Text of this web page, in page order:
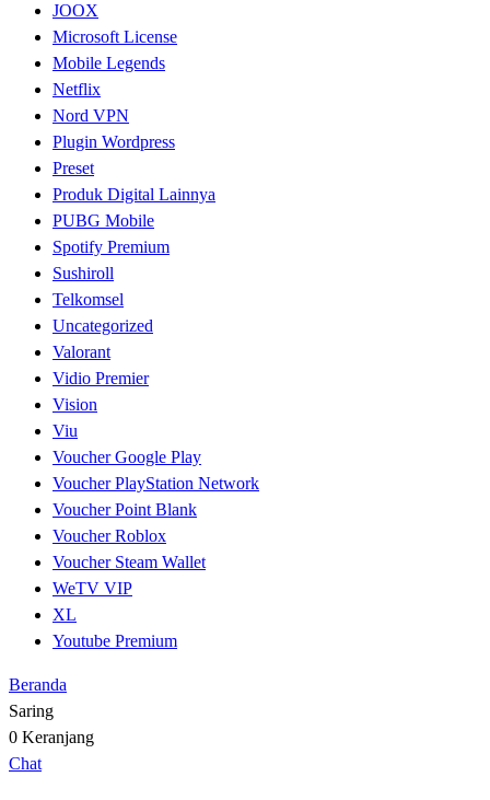
JOOX
Microsoft License
Mobile Legends
Netflix
Nord VPN
Plugin Wordpress
Preset
Produk Digital Lainnya
PUBG Mobile
Spotify Premium
Sushiroll
Telkomsel
Uncategorized
Valorant
Vidio Premier
Vision
Viu
Voucher Google Play
Voucher PlayStation Network
Voucher Point Blank
Voucher Roblox
Voucher Steam Wallet
WeTV VIP
XL
Youtube Premium
Beranda
Saring
0 Keranjang
Chat